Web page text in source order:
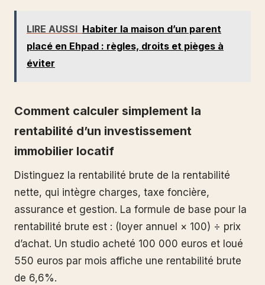
LIRE AUSSI Habiter la maison d’un parent
placé en Ehpad : règles, droits et pièges à
éviter
Comment calculer simplement la
rentabilité d’un investissement
immobilier locatif
Distinguez la rentabilité brute de la rentabilité
nette, qui intègre charges, taxe foncière,
assurance et gestion. La formule de base pour la
rentabilité brute est : (loyer annuel × 100) ÷ prix
d’achat. Un studio acheté 100 000 euros et loué
550 euros par mois affiche une rentabilité brute
de 6,6%.